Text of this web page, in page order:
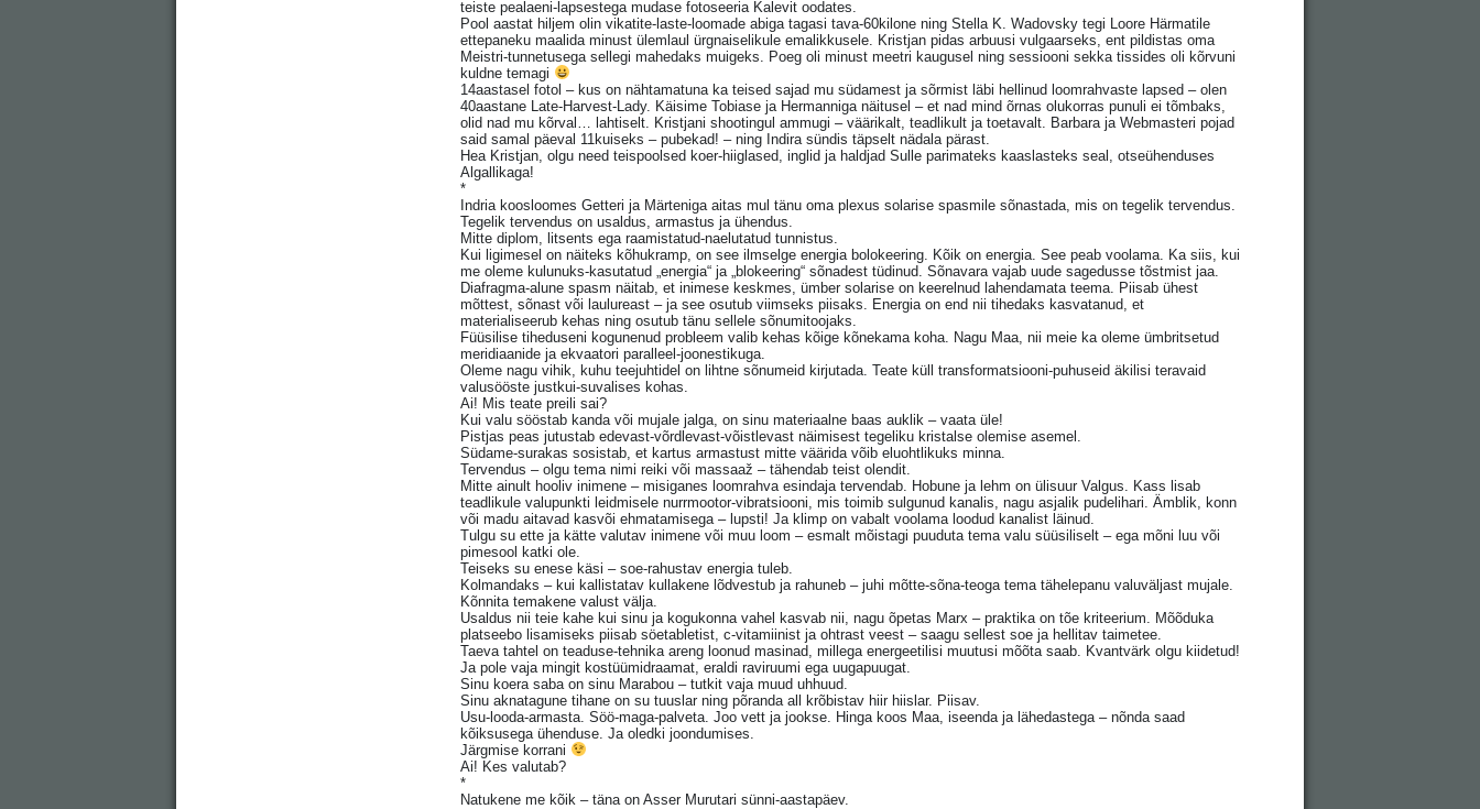
teiste pealaeni-lapsestega mudase fotoseeria Kalevit oodates.
Pool aastat hiljem olin vikatite-laste-loomade abiga tagasi tava-60kilone ning Stella K. Wadovsky tegi Loore Härmatile
ettepaneku maalida minust ülemlaul ürgnaiselikule emalikkusele. Kristjan pidas arbuusi vulgaarseks, ent pildistas oma
Meistri-tunnetusega sellegi mahedaks muigeks. Poeg oli minust meetri kaugusel ning sessiooni sekka tissides oli kõrvuni
kuldne temagi
14aastasel fotol – kus on nähtamatuna ka teised sajad mu südamest ja sõrmist läbi hellinud loomrahvaste lapsed – olen
40aastane Late-Harvest-Lady. Käisime Tobiase ja Hermanniga näitusel – et nad mind õrnas olukorras punuli ei tõmbaks,
olid nad mu kõrval… lahtiselt. Kristjani shootingul ammugi – väärikalt, teadlikult ja toetavalt. Barbara ja Webmasteri pojad
said samal päeval 11kuiseks – pubekad! – ning Indira sündis täpselt nädala pärast.
Hea Kristjan, olgu need teispoolsed koer-hiiglased, inglid ja haldjad Sulle parimateks kaaslasteks seal, otseühenduses
Algallikaga!
*
Indria koosloomes Getteri ja Märteniga aitas mul tänu oma plexus solarise spasmile sõnastada, mis on tegelik tervendus.
Tegelik tervendus on usaldus, armastus ja ühendus.
Mitte diplom, litsents ega raamistatud-naelutatud tunnistus.
Kui ligimesel on näiteks kõhukramp, on see ilmselge energia bolokeering. Kõik on energia. See peab voolama. Ka siis, kui
me oleme kulunuks-kasutatud „energia“ ja „blokeering“ sõnadest tüdinud. Sõnavara vajab uude sagedusse tõstmist jaa.
Diafragma-alune spasm näitab, et inimese keskmes, ümber solarise on keerelnud lahendamata teema. Piisab ühest
mõttest, sõnast või laulureast – ja see osutub viimseks piisaks. Energia on end nii tihedaks kasvatanud, et
materialiseerub kehas ning osutub tänu sellele sõnumitoojaks.
Füüsilise tiheduseni kogunenud probleem valib kehas kõige kõnekama koha. Nagu Maa, nii meie ka oleme ümbritsetud
meridiaanide ja ekvaatori paralleel-joonestikuga.
Oleme nagu vihik, kuhu teejuhtidel on lihtne sõnumeid kirjutada. Teate küll transformatsiooni-puhuseid äkilisi teravaid
valusööste justkui-suvalises kohas.
Ai! Mis teate preili sai?
Kui valu sööstab kanda või mujale jalga, on sinu materiaalne baas auklik – vaata üle!
Pistjas peas jutustab edevast-võrdlevast-võistlevast näimisest tegeliku kristalse olemise asemel.
Südame-surakas sosistab, et kartus armastust mitte väärida võib eluohtlikuks minna.
Tervendus – olgu tema nimi reiki või massaaž – tähendab teist olendit.
Mitte ainult hooliv inimene – misiganes loomrahva esindaja tervendab. Hobune ja lehm on ülisuur Valgus. Kass lisab
teadlikule valupunkti leidmisele nurrmootor-vibratsiooni, mis toimib sulgunud kanalis, nagu asjalik pudelihari. Ämblik, konn
või madu aitavad kasvõi ehmatamisega – lupsti! Ja klimp on vabalt voolama loodud kanalist läinud.
Tulgu su ette ja kätte valutav inimene või muu loom – esmalt mõistagi puuduta tema valu süüsiliselt – ega mõni luu või
pimesool katki ole.
Teiseks su enese käsi – soe-rahustav energia tuleb.
Kolmandaks – kui kallistatav kullakene lõdvestub ja rahuneb – juhi mõtte-sõna-teoga tema tähelepanu valuväljast mujale.
Kõnnita temakene valust välja.
Usaldus nii teie kahe kui sinu ja kogukonna vahel kasvab nii, nagu õpetas Marx – praktika on tõe kriteerium. Mõõduka
platseebo lisamiseks piisab söetabletist, c-vitamiinist ja ohtrast veest – saagu sellest soe ja hellitav taimetee.
Taeva tahtel on teaduse-tehnika areng loonud masinad, millega energeetilisi muutusi mõõta saab. Kvantvärk olgu kiidetud!
Ja pole vaja mingit kostüümidraamat, eraldi raviruumi ega uugapuugat.
Sinu koera saba on sinu Marabou – tutkit vaja muud uhhuud.
Sinu aknatagune tihane on su tuuslar ning põranda all krõbistav hiir hiislar. Piisav.
Usu-looda-armasta. Söö-maga-palveta. Joo vett ja jookse. Hinga koos Maa, iseenda ja lähedastega – nõnda saad
kõiksusega ühenduse. Ja oledki joondumises.
Järgmise korrani
Ai! Kes valutab?
*
Natukene me kõik – täna on Asser Murutari sünni-aastapäev.